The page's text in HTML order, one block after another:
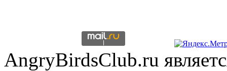
AngryBirdsClub.ru